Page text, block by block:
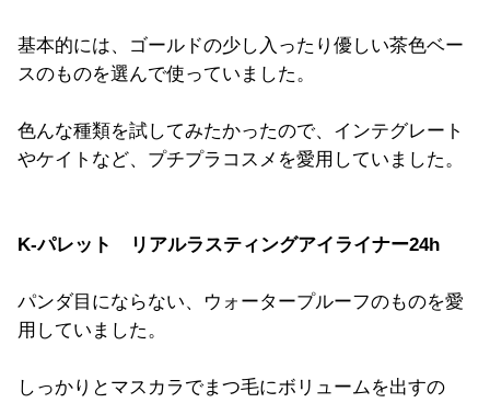
基本的には、
ゴールドの少し入ったり優しい茶色ベー
スのものを選んで使ってい ました。
色んな種類を試してみたかったので、インテグレート
やケイトなど、プチプラコスメを愛用していました。
K-パレット リアルラスティングアイライナー24h
パンダ目にならない、
ウォータープルーフのものを愛
用していました。
しっかりとマスカラでまつ毛にボリュームを出すの